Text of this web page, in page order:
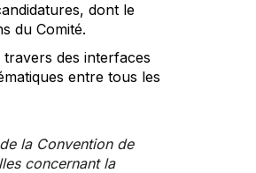
dont le
du Comité.
des interfaces
entre tous les
la Convention de
concernant la